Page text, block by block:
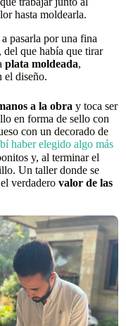
hasta moldearla.
pasarla por una fina
que había que tirar
plata moldeada,
el diseño.
a la obra y toca ser
en forma de sello con
con un decorado de
haber elegido algo más
y, al terminar el
Un taller donde se
verdadero valor de las